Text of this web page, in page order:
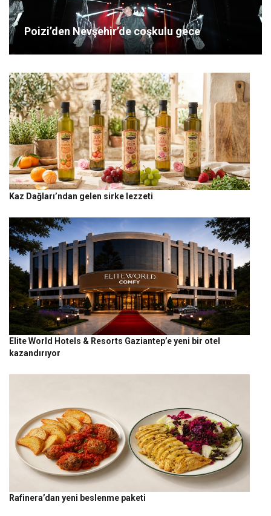
Poizi’den Nevşehir’de coşkulu gece
Kaz Dağları’ndan gelen sirke lezzeti
Elite World Hotels & Resorts Gaziantep’e yeni bir otel
kazandırıyor
Rafinera’dan yeni beslenme paketi